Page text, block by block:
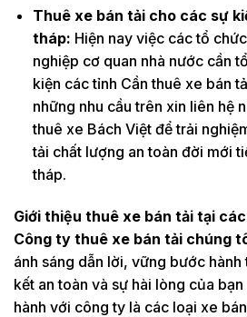
Thuê xe bán tải cho các sự
tháp: Hiện nay việc các tổ
nghiệp cơ quan nhà nước cần
kiện các tỉnh Cần thuê xe bán
những nhu cầu trên xin liên hệ
thuê xe Bách Việt để trải
tải chất lượng an toàn đời mới
tháp.
Giới thiệu thuê xe bán tải tại
Công ty thuê xe bán tải chúng
ánh sáng dẫn lời, vững bước
kết an toàn và sự hài lòng của
hành với công ty là các loại xe